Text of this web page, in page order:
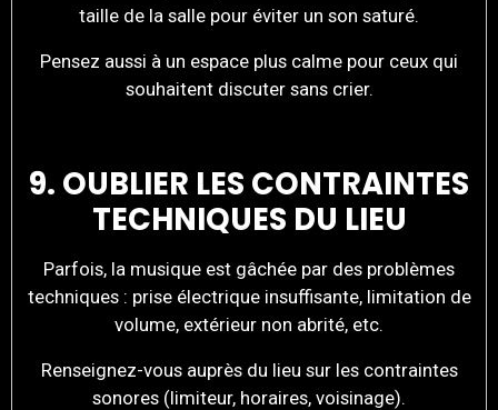
taille de la salle pour éviter un son saturé.
Pensez aussi à un espace plus calme pour ceux qui
souhaitent discuter sans crier.
9. OUBLIER LES CONTRAINTES
TECHNIQUES DU LIEU
Parfois, la musique est gâchée par des problèmes
techniques : prise électrique insuffisante, limitation de
volume, extérieur non abrité, etc.
Renseignez-vous auprès du lieu sur les contraintes
sonores (limiteur, horaires, voisinage).